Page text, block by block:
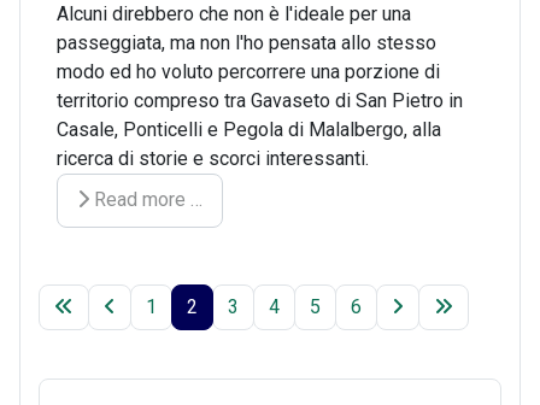
Alcuni direbbero che non è l'ideale per una
passeggiata, ma non l'ho pensata allo stesso
modo ed ho voluto percorrere una porzione di
territorio compreso tra Gavaseto di San Pietro in
Casale, Ponticelli e Pegola di Malalbergo, alla
ricerca di storie e scorci interessanti.
Read more …
1 2 3 4 5 6